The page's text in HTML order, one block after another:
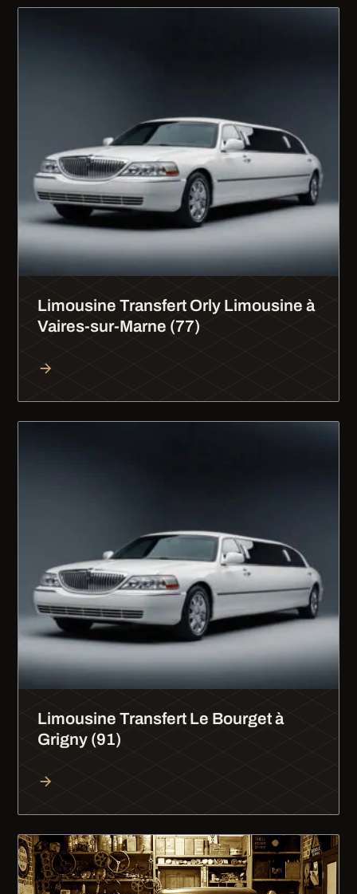
Limousine Transfert Orly Limousine à
Vaires-sur-Marne (77)
Limousine Transfert Le Bourget à
Grigny (91)